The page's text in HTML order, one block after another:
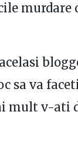
murdare
sa va
mult v-ati